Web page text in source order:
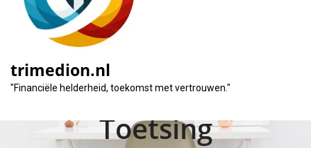
trimedion.nl
"Financiële helderheid, toekomst met vertrouwen."
Alles Wat Je Moet
Weten Over Een
Lening Zonder
Toetsing